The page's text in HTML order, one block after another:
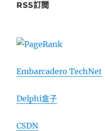
RSS訂閱
Embarcadero TechNet
Delphi盒子
CSDN